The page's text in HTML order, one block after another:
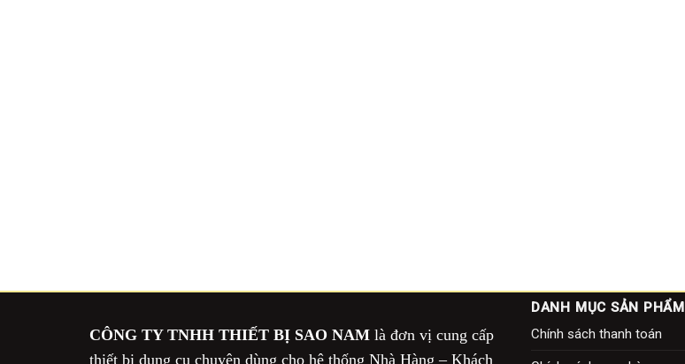
CÔNG TY TNHH THIẾT BỊ SAO NAMlà đơn vị cung cấp
thiết bị dụng cụ chuyên dùng cho hệ thống Nhà Hàng – Khách
DANH MỤC SẢN PHẨM
Chính sách thanh toán